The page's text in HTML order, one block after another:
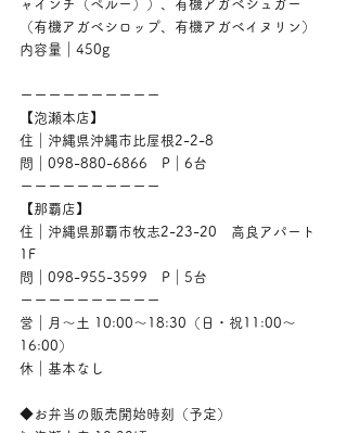
ャインチ（ペルー））、有機アガベシュガー
（有機アガベシロップ、有機アガベイヌリン）
内容量｜450g
ーーーーーーーーーー
【泡瀬本店】
住｜沖縄県沖縄市比屋根2-2-8
問｜098-880-6866　P｜6台
ーーーーーーーーーー
【那覇店】
住｜沖縄県那覇市牧志2-23-20　高良アパート
1F
問｜098-955-3599　P｜5台
ーーーーーーーーーー
営｜月〜土 10:00〜18:30（日・祝11:00〜
16:00）
休｜基本なし
◆お弁当の販売開始時刻（予定）